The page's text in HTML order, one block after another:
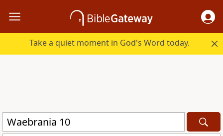
Take a quiet moment in God's Word today.